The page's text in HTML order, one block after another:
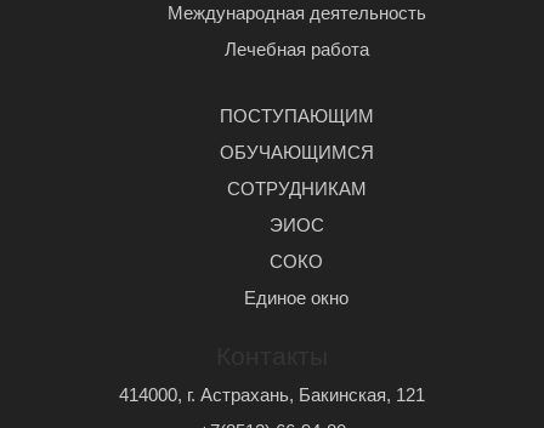
Международная деятельность
Лечебная работа
ПОСТУПАЮЩИМ
ОБУЧАЮЩИМСЯ
СОТРУДНИКАМ
ЭИОС
СОКО
Единое окно
414000, г. Астрахань, Бакинская, 121